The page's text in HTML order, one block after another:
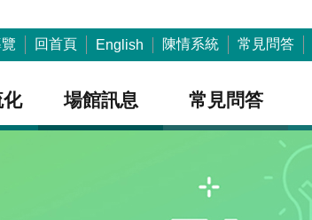
回首頁 English 陳情系統 常見問答
場館訊息 常見問答